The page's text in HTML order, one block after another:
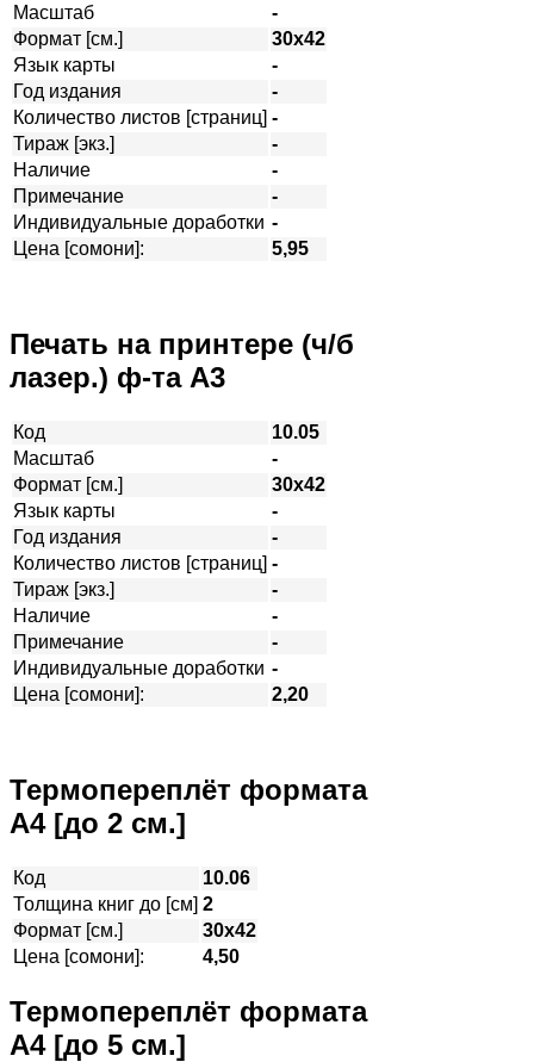
Масштаб
-
Формат [см.]
30х42
Язык карты
-
Год издания
-
Количество листов [страниц] -
Тираж [экз.]
-
Наличие
-
Примечание
-
Индивидуальные доработки -
Цена [сомони]:
5,95
Печать на принтере (ч/б
лазер.) ф-та А3
Код
10.05
Масштаб
-
Формат [см.]
30х42
Язык карты
-
Год издания
-
Количество листов [страниц] -
Тираж [экз.]
-
Наличие
-
Примечание
-
Индивидуальные доработки -
Цена [сомони]:
2,20
Термопереплёт формата
А4 [до 2 см.]
Код
10.06
Толщина книг до [см] 2
Формат [см.]
30х42
Цена [сомони]:
4,50
Термопереплёт формата
А4 [до 5 см.]